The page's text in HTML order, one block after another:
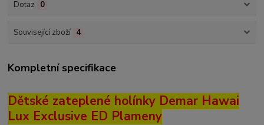
Dotaz 0
Související zboží 4
Kompletní specifikace
Dětské zateplené holínky Demar Hawai
Lux Exclusive ED Plameny